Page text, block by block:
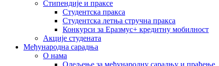
Стипендије и праксе
Студентска пракса
Студентска летња стручна пракса
Конкурси за Еразмус+ кредитну мобилност
Акције студената
Међународна сарадња
О нама
Одељење за међународну сарадњу и праћење